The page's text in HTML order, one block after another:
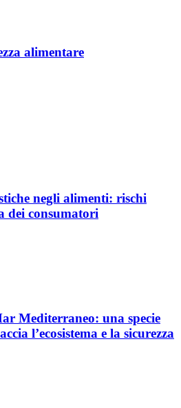
alimentare
negli alimenti: rischi
dei consumatori
Mediterraneo: una specie
l’ecosistema e la sicurezza